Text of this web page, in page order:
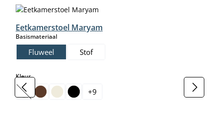
Eetkamerstoel Maryam
Basismateriaalselect
Fluweel Stof
Kleurselect
(Deze optie is momenteel niet beschikbaar.)
+9